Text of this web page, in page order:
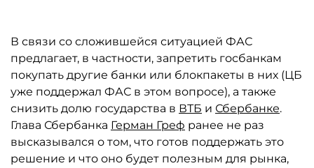
В связи со сложившейся ситуацией ФАС
предлагает, в частности, запретить госбанкам
покупать другие банки или блокпакеты в них (ЦБ
уже поддержал ФАС в этом вопросе), а также
снизить долю государства в ВТБ и Сбербанке.
Глава Сбербанка Герман Греф ранее не раз
высказывался о том, что готов поддержать это
решение и что оно будет полезным для рынка,